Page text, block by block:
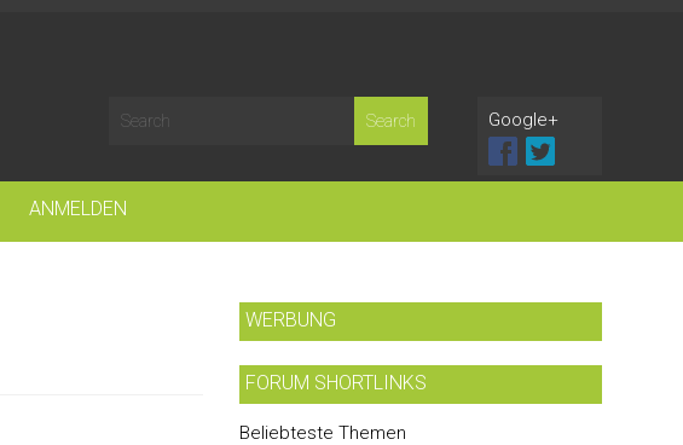
Google+
ANMELDEN
WERBUNG
FORUM SHORTLINKS
Beliebteste Themen